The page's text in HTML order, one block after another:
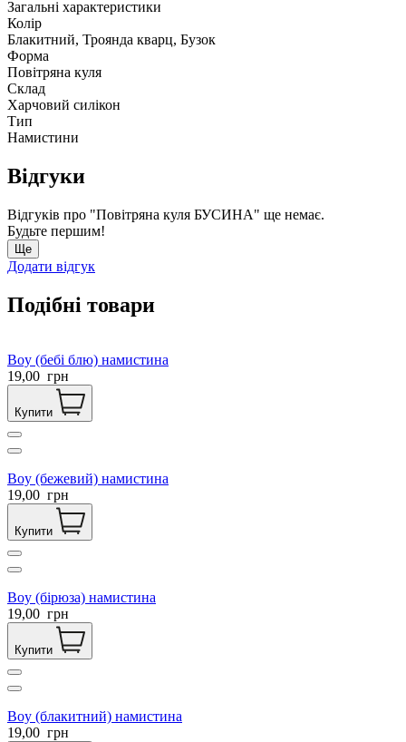
Загальні характеристики
Колір
Блакитний, Троянда кварц, Бузок
Форма
Повітряна куля
Склад
Харчовий силікон
Тип
Намистини
Відгуки
Відгуків про "Повітряна куля БУСИНА" ще немає.
Будьте першим!
Ще
Додати відгук
Подібні товари
Boy (бебі блю) намистина
19,00 грн
Купити
Boy (бежевий) намистина
19,00 грн
Купити
Boy (бірюза) намистина
19,00 грн
Купити
Boy (блакитний) намистина
19,00 грн